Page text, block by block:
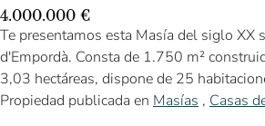
4.000.000 €
Te presentamos esta Masía del siglo XX
d'Empordà. Consta de 1.750 m²
3,03 hectáreas, dispone de 25
Propiedad publicada en Masías , Casas